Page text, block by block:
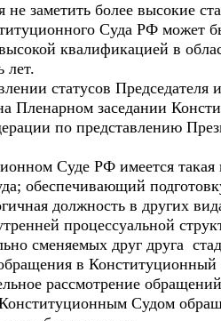
не заметить более высокие
Суда РФ может
квалификацией в
лет.
статусов
Пленарном заседании
по представлению
Суде РФ имеется такая
обеспечивающий
должность в других
процессуальной
сменяемых друг друга
в Конституционный
рассмотрение
Судом